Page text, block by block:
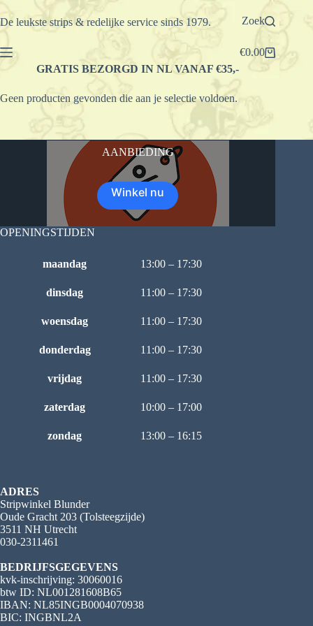
Ga
naar
De leukste strips & redelijke service sinds 1979. Zoek
Winkelwagen
€0.00
GRATIS BEZORGD IN NL VANAF €35,-
Geen producten gevonden die aan je selectie voldoen.
AANBIEDING
Winkel nu
OPENINGSTIJDEN
maandag 13:00 – 17:30
dinsdag 11:00 – 17:30
woensdag 11:00 – 17:30
donderdag 11:00 – 17:30
vrijdag 11:00 – 17:30
zaterdag 10:00 – 17:00
zondag 13:00 – 16:15
ADRES
Stripwinkel Blunder
Oude Gracht 203 (Tolsteegzijde)
3511 NH Utrecht
030-2311461
BEDRIJFSGEGEVENS
kvk-inschrijving: 30060016
btw ID: NL001281608B65
IBAN: NL85INGB0004070938
BIC: INGBNL2A